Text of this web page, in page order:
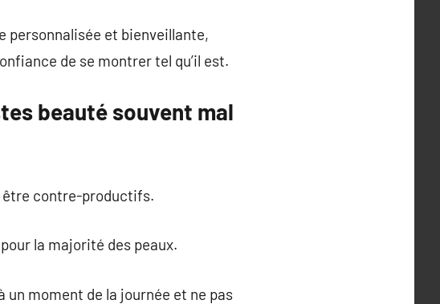
personnalisée et bienveillante,
de se montrer tel qu’il est.
beauté souvent mal
être contre-productifs.
la majorité des peaux.
moment de la journée et ne pas